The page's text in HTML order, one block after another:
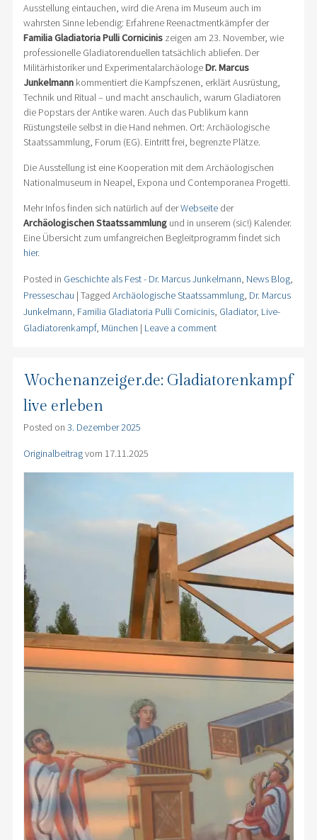
Ausstellung eintauchen, wird die Arena im Museum auch im
wahrsten Sinne lebendig: Erfahrene Reenactmentkämpfer der
Familia Gladiatoria Pulli Corniciniszeigen am 23. November, wie
professionelle Gladiatorenduellen tatsächlich abliefen. Der
Militärhistoriker und ExperimentalarchäologeDr. Marcus
Junkelmannkommentiert die Kampfszenen, erklärt Ausrüstung,
Technik und Ritual – und macht anschaulich, warum Gladiatoren
die Popstars der Antike waren. Auch das Publikum kann
Rüstungsteile selbst in die Hand nehmen. Ort: Archäologische
Staatssammlung, Forum (EG). Eintritt frei, begrenzte Plätze.
Die Ausstellung ist eine Kooperation mit dem Archäologischen
Nationalmuseum in Neapel, Expona und Contemporanea Progetti.
Mehr Infos finden sich natürlich auf derWebseiteder
Archäologischen Staatssammlungund in unserem (sic!) Kalender.
Eine Übersicht zum umfangreichen Begleitprogramm findet sich
hier.
Posted in Geschichte als Fest - Dr. Marcus Junkelmann, News Blog,
Presseschau | Tagged Archäologische Staatssammlung, Dr. Marcus
Junkelmann, Familia Gladiatoria Pulli Cornicinis, Gladiator, Live-
Gladiatorenkampf, München | Leave a comment
Wochenanzeiger.de: Gladiatorenkampf
live erleben
Posted on 3. Dezember 2025
Originalbeitragvom 17.11.2025